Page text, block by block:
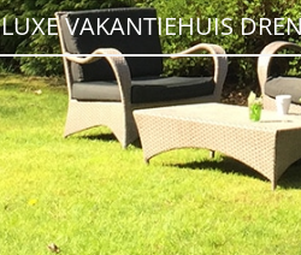
LUXE VAKANTIEHUIS